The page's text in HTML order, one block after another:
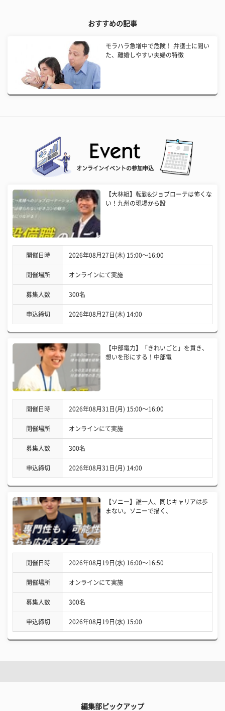
おすすめの記事
モラハラ急増中で危険！ 弁護士に聞い
た、離婚しやすい夫婦の特徴
オンラインイベントの参加申込
【大林組】転勤&ジョブローテは怖くな
い！九州の現場から設
開催日時 2026年08月27日(木) 15:00〜16:00
開催場所 オンラインにて実施
募集人数 300名
申込締切 2026年08月27日(木) 14:00
【中部電力】「きれいごと」を貫き、
想いを形にする！中部電
開催日時 2026年08月31日(月) 15:00〜16:00
開催場所 オンラインにて実施
募集人数 300名
申込締切 2026年08月31日(月) 14:00
【ソニー】誰一人、同じキャリアは歩
まない。ソニーで描く、
開催日時 2026年08月19日(水) 16:00〜16:50
開催場所 オンラインにて実施
募集人数 300名
申込締切 2026年08月19日(水) 15:00
編集部ピックアップ